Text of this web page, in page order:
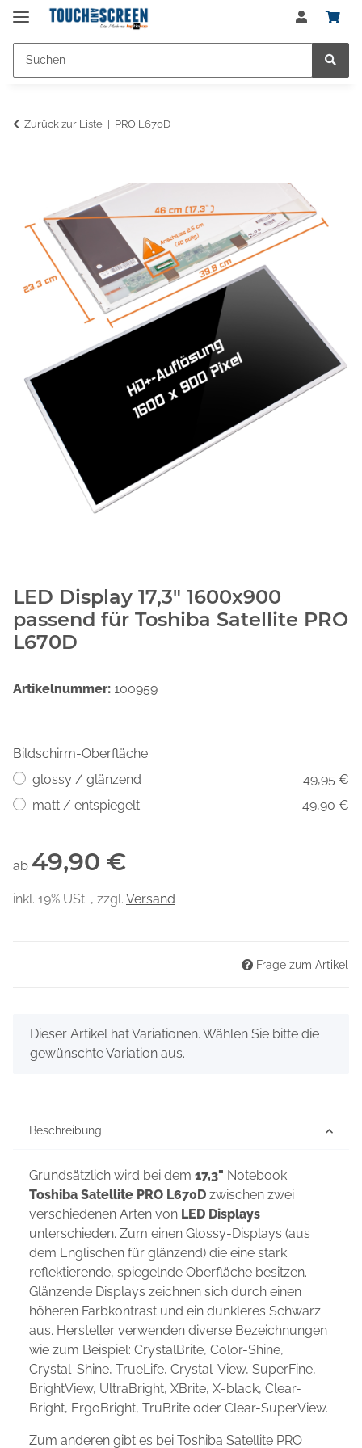
Zurück zur Liste PRO L670D
LED Display 17,3" 1600x900
passend für Toshiba Satellite PRO
L670D
Artikelnummer: 100959
Bildschirm-Oberfläche
glossy / glänzend
49,95 €
matt / entspiegelt
49,90 €
ab 49,90 €
inkl. 19% USt. , zzgl. Versand
Frage zum Artikel
x
Dieser Artikel hat Variationen. Wählen Sie bitte die
gewünschte Variation aus.
Beschreibung
Grundsätzlich wird bei dem 17,3" Notebook
Toshiba Satellite PRO L670D zwischen zwei
verschiedenen Arten von LED Displays
unterschieden. Zum einen Glossy-Displays (aus
dem Englischen für glänzend) die eine stark
reflektierende, spiegelnde Oberfläche besitzen.
Glänzende Displays zeichnen sich durch einen
höheren Farbkontrast und ein dunkleres Schwarz
aus. Hersteller verwenden diverse Bezeichnungen
wie zum Beispiel: CrystalBrite, Color-Shine,
Crystal-Shine, TrueLife, Crystal-View, SuperFine,
BrightView, UltraBright, XBrite, X-black, Clear-
Bright, ErgoBright, TruBrite oder Clear-SuperView.
Zum anderen gibt es bei Toshiba Satellite PRO